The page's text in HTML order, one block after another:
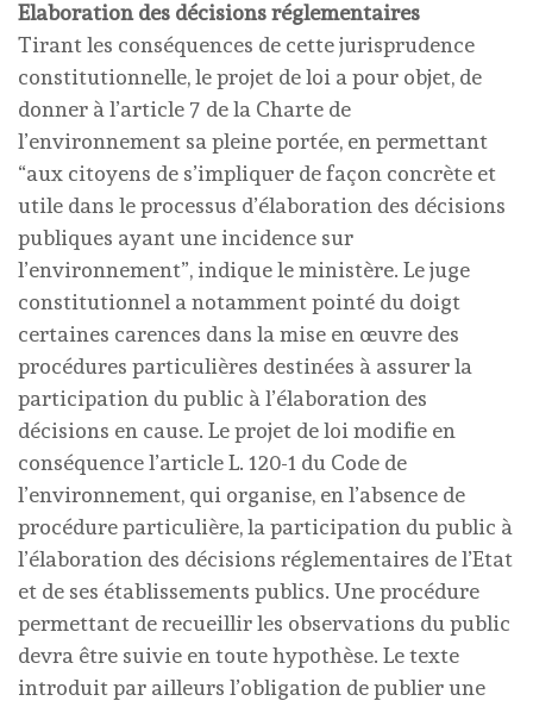
Elaboration des décisions réglementaires
Tirant les conséquences de cette jurisprudence
constitutionnelle, le projet de loi a pour objet, de
donner à l’article 7 de la Charte de
l’environnement sa pleine portée, en permettant
“aux citoyens de s’impliquer de façon concrète et
utile dans le processus d’élaboration des décisions
publiques ayant une incidence sur
l’environnement”, indique le ministère. Le juge
constitutionnel a notamment pointé du doigt
certaines carences dans la mise en œuvre des
procédures particulières destinées à assurer la
participation du public à l’élaboration des
décisions en cause. Le projet de loi modifie en
conséquence l’article L. 120-1 du Code de
l’environnement, qui organise, en l’absence de
procédure particulière, la participation du public à
l’élaboration des décisions réglementaires de l’Etat
et de ses établissements publics. Une procédure
permettant de recueillir les observations du public
devra être suivie en toute hypothèse. Le texte
introduit par ailleurs l’obligation de publier une